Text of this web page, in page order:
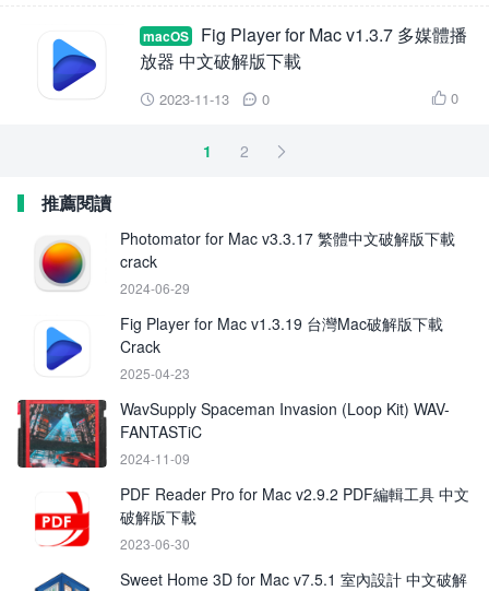
macOS
Fig Player for Mac v1.3.7 多媒體播
放器 中文破解版下載
 2023-11-13  0  0
1 2 
推薦閱讀
Photomator for Mac v3.3.17 繁體中文破解版下載
crack
2024-06-29
Fig Player for Mac v1.3.19 台灣Mac破解版下載
Crack
2025-04-23
WavSupply Spaceman Invasion (Loop Kit) WAV-
FANTASTiC
2024-11-09
PDF Reader Pro for Mac v2.9.2 PDF編輯工具 中文
破解版下載
2023-06-30
Sweet Home 3D for Mac v7.5.1 室內設計 中文破解